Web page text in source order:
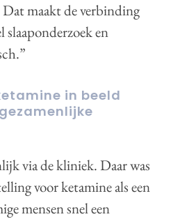
maakt de verbinding
slaaponderzoek en
in beeld
via de kliniek. Daar was
voor ketamine als een
mensen snel een